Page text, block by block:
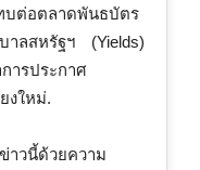
บต่อตลาดพันธบัตร
าลสหรัฐฯ (Yields)
ารประกาศ
งใหม่.
าวนี้ด้วยความ